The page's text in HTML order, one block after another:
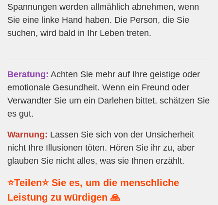
Spannungen werden allmählich abnehmen, wenn
Sie eine linke Hand haben. Die Person, die Sie
suchen, wird bald in Ihr Leben treten.
Beratung: Achten Sie mehr auf Ihre geistige oder
emotionale Gesundheit. Wenn ein Freund oder
Verwandter Sie um ein Darlehen bittet, schätzen Sie
es gut.
Warnung: Lassen Sie sich von der Unsicherheit
nicht Ihre Illusionen töten. Hören Sie ihr zu, aber
glauben Sie nicht alles, was sie Ihnen erzählt.
⭐Teilen⭐ Sie es, um die menschliche
Leistung zu würdigen 🙏